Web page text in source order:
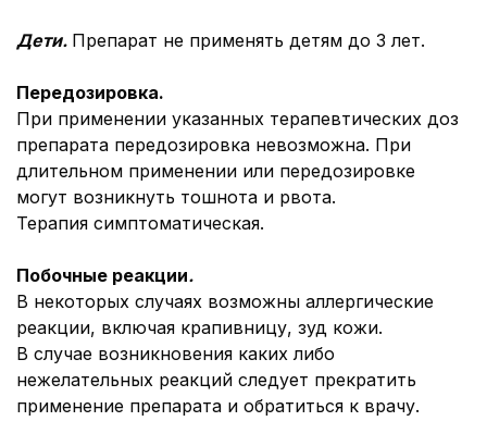
Дети. Препарат не применять детям до 3 лет.
Передозировка.
При применении указанных терапевтических доз
препарата передозировка невозможна. При
длительном применении или передозировке
могут возникнуть тошнота и рвота.
Терапия симптоматическая.
Побочные реакции.
В некоторых случаях возможны аллергические
реакции, включая крапивницу, зуд кожи.
В случае возникновения каких либо
нежелательных реакций следует прекратить
применение препарата и обратиться к врачу.